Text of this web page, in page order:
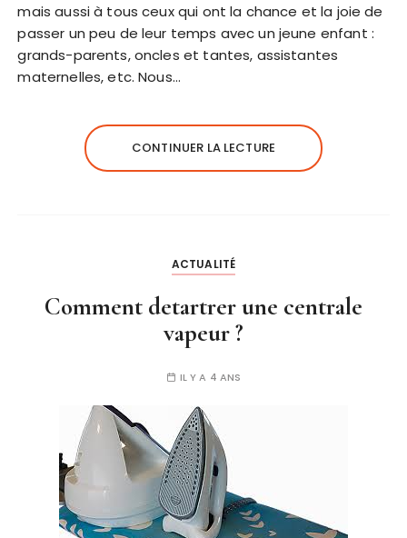
mais aussi à tous ceux qui ont la chance et la joie de
passer un peu de leur temps avec un jeune enfant :
grands-parents, oncles et tantes, assistantes
maternelles, etc. Nous…
CONTINUER LA LECTURE
ACTUALITÉ
Comment detartrer une centrale
vapeur ?
IL Y A 4 ANS